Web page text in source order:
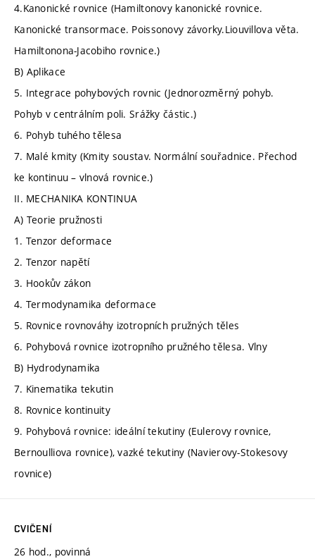
4.Kanonické rovnice (Hamiltonovy kanonické rovnice.
Kanonické transormace. Poissonovy závorky.Liouvillova věta.
Hamiltonona-Jacobiho rovnice.)
B) Aplikace
5. Integrace pohybových rovnic (Jednorozměrný pohyb.
Pohyb v centrálním poli. Srážky částic.)
6. Pohyb tuhého tělesa
7. Malé kmity (Kmity soustav. Normální souřadnice. Přechod
ke kontinuu – vlnová rovnice.)
II. MECHANIKA KONTINUA
A) Teorie pružnosti
1. Tenzor deformace
2. Tenzor napětí
3. Hookův zákon
4. Termodynamika deformace
5. Rovnice rovnováhy izotropních pružných těles
6. Pohybová rovnice izotropního pružného tělesa. Vlny
B) Hydrodynamika
7. Kinematika tekutin
8. Rovnice kontinuity
9. Pohybová rovnice: ideální tekutiny (Eulerovy rovnice,
Bernoulliova rovnice), vazké tekutiny (Navierovy-Stokesovy
rovnice)
CVIČENÍ
26 hod., povinná